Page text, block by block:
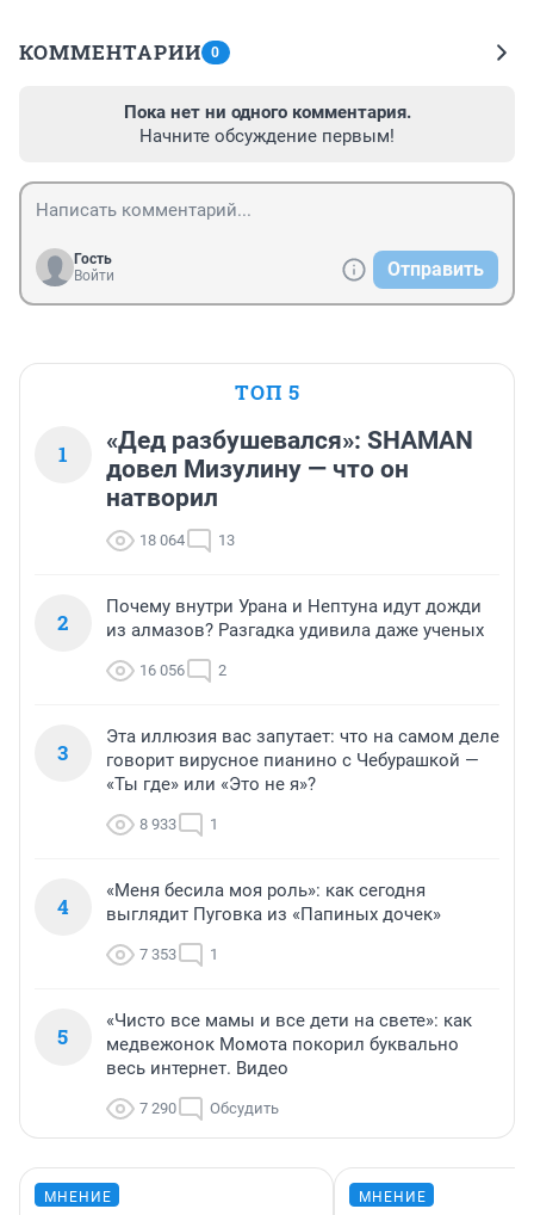
КОММЕНТАРИИ 0
Пока нет ни одного комментария.
Начните обсуждение первым!
Гость
Войти
Отправить
ТОП 5
1
«Дед разбушевался»: SHAMAN
довел Мизулину — что он
натворил
18 064 13
2
Почему внутри Урана и Нептуна идут дожди
из алмазов? Разгадка удивила даже ученых
16 056 2
3
Эта иллюзия вас запутает: что на самом деле
говорит вирусное пианино с Чебурашкой —
«Ты где» или «Это не я»?
8 933 1
4
«Меня бесила моя роль»: как сегодня
выглядит Пуговка из «Папиных дочек»
7 353 1
5
«Чисто все мамы и все дети на свете»: как
медвежонок Момота покорил буквально
весь интернет. Видео
7 290 Обсудить
МНЕНИЕ МНЕНИЕ